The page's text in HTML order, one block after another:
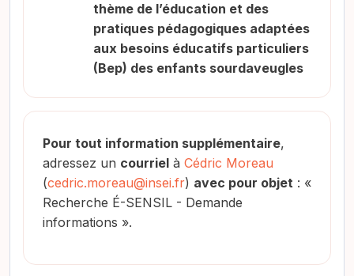
thème de l’éducation et des
pratiques pédagogiques adaptées
aux besoins éducatifs particuliers
(Bep) des enfants sourdaveugles
Pour tout information supplémentaire,
adressez un courriel à Cédric Moreau
(cedric.moreau@insei.fr) avec pour objet : «
Recherche É-SENSIL - Demande
informations ».